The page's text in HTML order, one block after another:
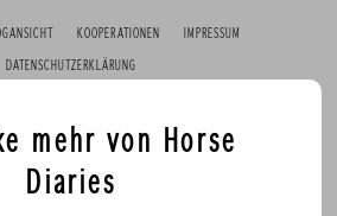
KOOPERATIONEN IMPRESSUM
DATENSCHUTZERKLÄRUNG
mehr von Horse
Diaries